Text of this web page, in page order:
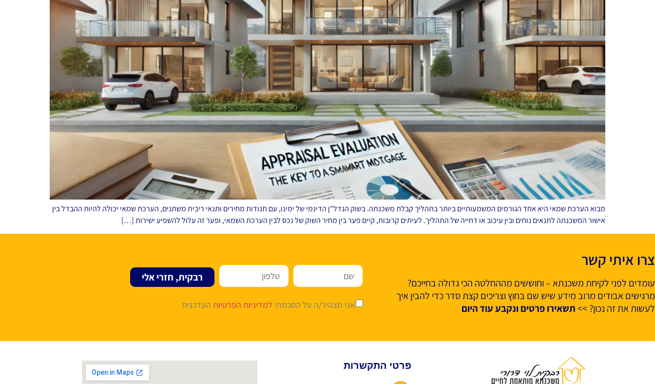
מבוא הערכת שמאי היא אחד הגורמים המשמעותיים ביותר בתהליך קבלת משכנתה. בשוק הנדל"ן הדינמי של ימינו, עם תנודות מחירים ותנאי ריבית משתנים, הערכת שמאי יכולה להיות ההבדל בין
אישור המשכנתה לתנאים נוחים ובין עיכוב או דחייה של התהליך. לעיתים קרובות, קיים פער בין מחיר השוק של נכס לבין הערכת השמאי, ופער זה עלול להשפיע ישירות […]
צרו איתי קשר
עומדים לפני לקיחת משכנתא – וחוששים מההחלטה הכי גדולה בחייכם?
מרגישים אבודים מרוב מידע שיש שם בחוץ וצריכים קצת סדר כדי להבין איך
לעשות את זה נכון? >>תשאירו פרטים ונקבע עוד היום אני מצהיר/ה על הסכמתי למדיניות הפרטיות העדכנית
רבקית, חזרי אלי
פרטי התקשרות